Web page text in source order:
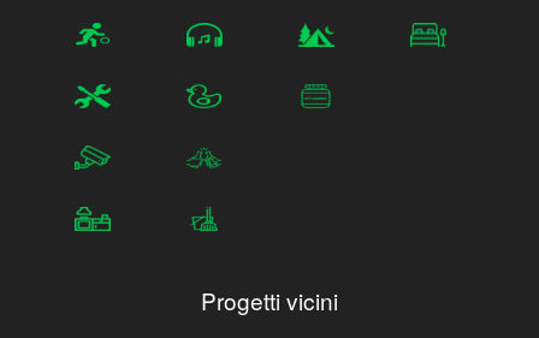
Progetti vicini